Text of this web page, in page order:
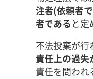
注者(依頼者
者であると定
不法投棄が行
責任上の過失
責任を問われ